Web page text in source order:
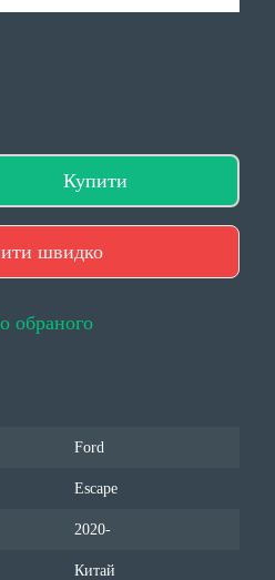
Купити
швидко
обраного
Ford
Escape
2020-
Китай